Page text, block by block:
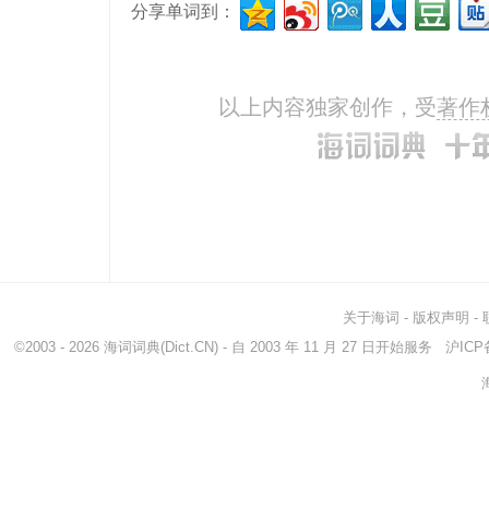
statement
陈述
拖
使一般化
分享单词到：
以上内容独家创作，受著作
关于海词 - 版权声明 -
©2003 - 2026 海词词典(Dict.CN) - 自 2003 年 11 月 27 日开始服务 沪ICP